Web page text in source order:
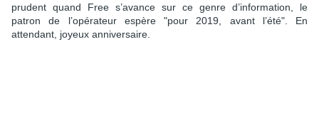
prudent quand Free s’avance sur ce genre d’information, le
patron de l’opérateur espère "pour 2019, avant l’été". En
attendant, joyeux anniversaire.